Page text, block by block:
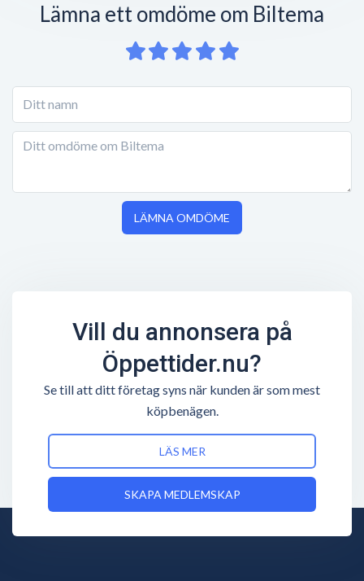
Lämna ett omdöme om Biltema
LÄMNA OMDÖME
Vill du annonsera på
Öppettider.nu?
Se till att ditt företag syns när kunden är som mest
köpbenägen.
LÄS MER
SKAPA MEDLEMSKAP